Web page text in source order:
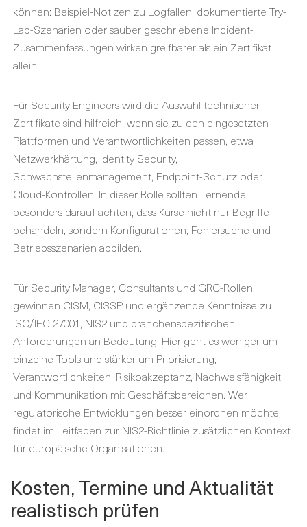
können: Beispiel-Notizen zu Logfällen, dokumentierte Try-
Lab-Szenarien oder sauber geschriebene Incident-
Zusammenfassungen wirken greifbarer als ein Zertifikat
allein.
Für Security Engineers wird die Auswahl technischer.
Zertifikate sind hilfreich, wenn sie zu den eingesetzten
Plattformen und Verantwortlichkeiten passen, etwa
Netzwerkhärtung, Identity Security,
Schwachstellenmanagement, Endpoint-Schutz oder
Cloud-Kontrollen. In dieser Rolle sollten Lernende
besonders darauf achten, dass Kurse nicht nur Begriffe
behandeln, sondern Konfigurationen, Fehlersuche und
Betriebsszenarien abbilden.
Für Security Manager, Consultants und GRC-Rollen
gewinnen CISM, CISSP und ergänzende Kenntnisse zu
ISO/IEC 27001, NIS2 und branchenspezifischen
Anforderungen an Bedeutung. Hier geht es weniger um
einzelne Tools und stärker um Priorisierung,
Verantwortlichkeiten, Risikoakzeptanz, Nachweisfähigkeit
und Kommunikation mit Geschäftsbereichen. Wer
regulatorische Entwicklungen besser einordnen möchte,
findet im Leitfaden zur NIS2-Richtlinie zusätzlichen Kontext
für europäische Organisationen.
Kosten, Termine und Aktualität
realistisch prüfen